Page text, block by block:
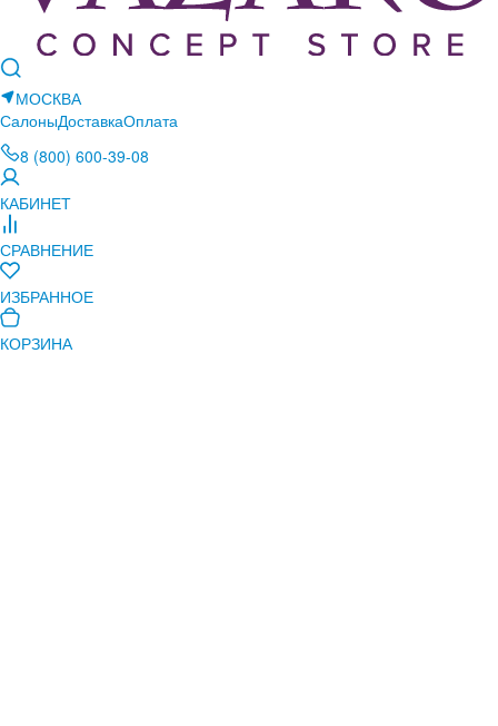
МОСКВА
СалоныДоставкаОплата
8 (800) 600-39-08
КАБИНЕТ
СРАВНЕНИЕ
ИЗБРАННОЕ
КОРЗИНА